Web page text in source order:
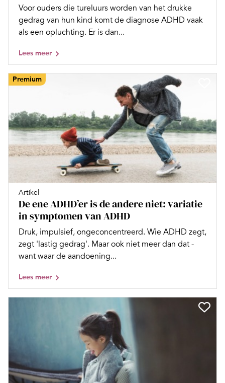
Voor ouders die tureluurs worden van het drukke
gedrag van hun kind komt de diagnose ADHD vaak
als een opluchting. Er is dan...
Lees meer
Premium
Artikel
De ene ADHD’er is de andere niet: variatie
in symptomen van ADHD
Druk, impulsief, ongeconcentreerd. Wie ADHD zegt,
zegt 'lastig gedrag'. Maar ook niet meer dan dat -
want waar de aandoening...
Lees meer